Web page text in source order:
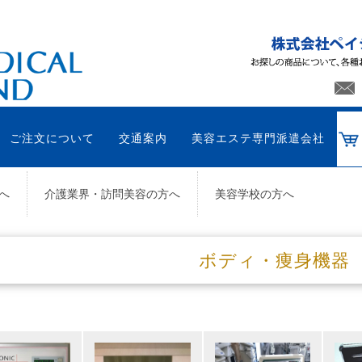
ご注文について 交通案内 美容エステ専門派遣会社
介護業界・訪問美容の方へ 美容学校の方へ
ボディ・痩身機器